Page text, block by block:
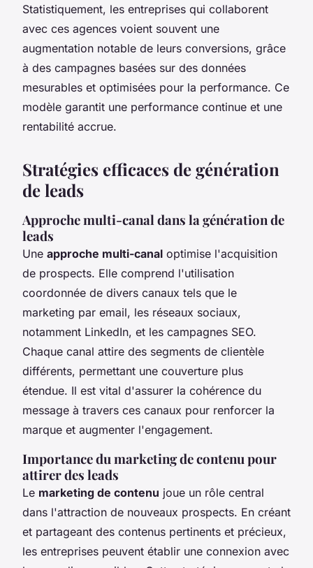
Statistiquement, les entreprises qui collaborent
avec ces agences voient souvent une
augmentation notable de leurs conversions, grâce
à des campagnes basées sur des données
mesurables et optimisées pour la performance. Ce
modèle garantit une performance continue et une
rentabilité accrue.
Stratégies efficaces de génération
de leads
Approche multi-canal dans la génération de
leads
Une approche multi-canal optimise l'acquisition
de prospects. Elle comprend l'utilisation
coordonnée de divers canaux tels que le
marketing par email, les réseaux sociaux,
notamment LinkedIn, et les campagnes SEO.
Chaque canal attire des segments de clientèle
différents, permettant une couverture plus
étendue. Il est vital d'assurer la cohérence du
message à travers ces canaux pour renforcer la
marque et augmenter l'engagement.
Importance du marketing de contenu pour
attirer des leads
Le marketing de contenu joue un rôle central
dans l'attraction de nouveaux prospects. En créant
et partageant des contenus pertinents et précieux,
les entreprises peuvent établir une connexion avec